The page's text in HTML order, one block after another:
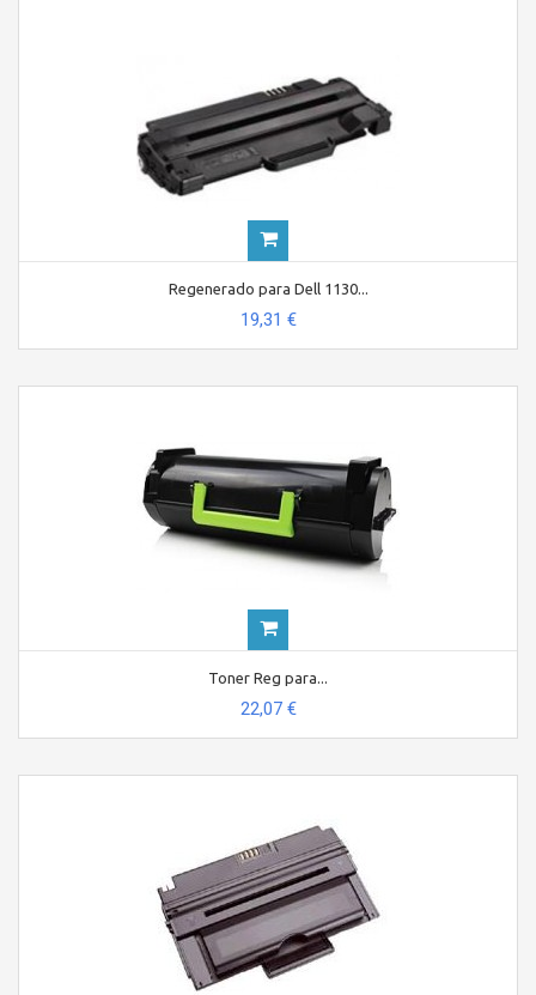
Regenerado para Dell 1130...
19,31 €
Toner Reg para...
22,07 €